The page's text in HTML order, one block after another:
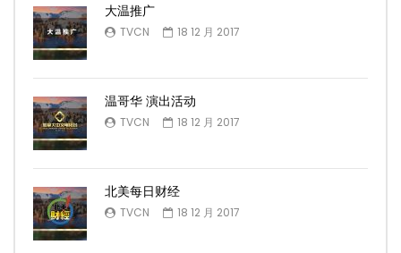
大温推广
TVCN 18 12 月 2017
温哥华 演出活动
TVCN 18 12 月 2017
北美每日财经
TVCN 18 12 月 2017